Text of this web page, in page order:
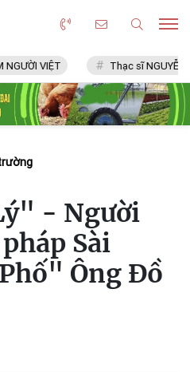
Thạc sĩ NGUYỄN VĂN CHÍ
- Người
Sài
Ông Đồ